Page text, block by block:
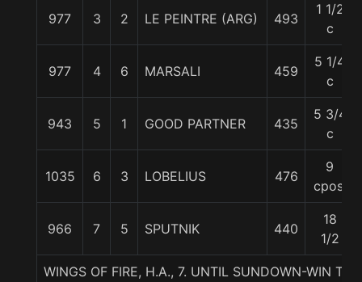
977 3 2 LE PEINTRE (ARG) 493
1 1/2
c
977 4 6 MARSALI 459
5 1/4
c
943 5 1 GOOD PARTNER 435
5 3/4
c
1035 6 3 LOBELIUS 476
9
cpos.
966 7 5 SPUTNIK 440
18
1/2
WINGS OF FIRE, H.A., 7. UNTIL SUNDOWN-WIN